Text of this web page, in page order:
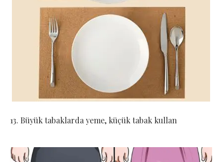
13. Büyük tabaklarda yeme, küçük tabak kullan